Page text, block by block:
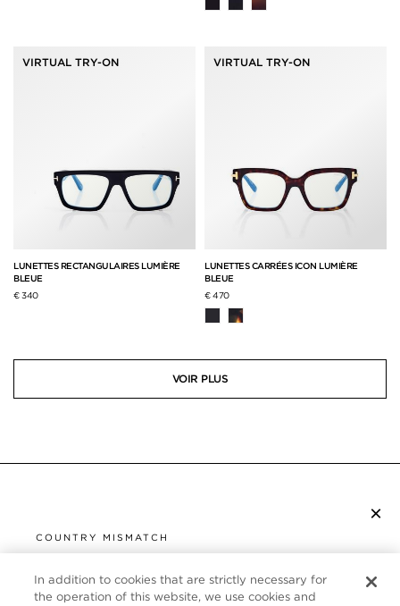
VIRTUAL TRY-ON
LUNETTES RECTANGULAIRES LUMIÈRE
BLEUE
€ 340
VIRTUAL TRY-ON
LUNETTES CARRÉES ICON LUMIÈRE
BLEUE
€ 470
VOIR PLUS
×
COUNTRY MISMATCH
UNITED STATES
SERVICE CLIENT
In addition to cookies that are strictly necessary for
the operation of this website, we use cookies and